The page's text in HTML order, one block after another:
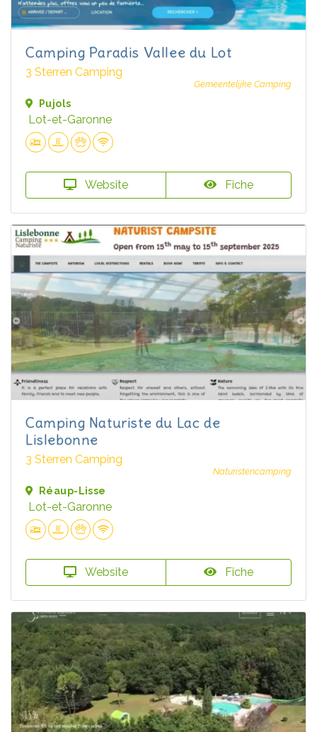
Camping Paradis Vallee du Lot
3 Sterren Camping
Gemeentelijke Camping
Pujols
Lot-et-Garonne
Website Fiche
Camping Naturiste du Lac de
Lislebonne
3 Sterren Camping
Naturistencamping
Réaup-Lisse
Lot-et-Garonne
Website Fiche